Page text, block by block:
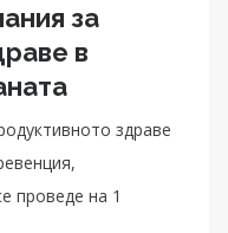
за
в
здраве
проведе на 1